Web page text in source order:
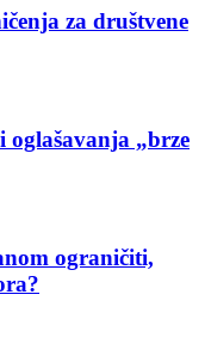
za društvene
„brze
ograničiti,